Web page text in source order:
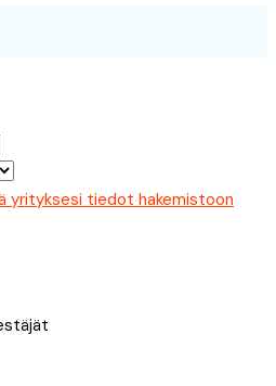
yrityksesi tiedot hakemistoon